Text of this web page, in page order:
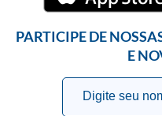
PARTICIPE DE
E